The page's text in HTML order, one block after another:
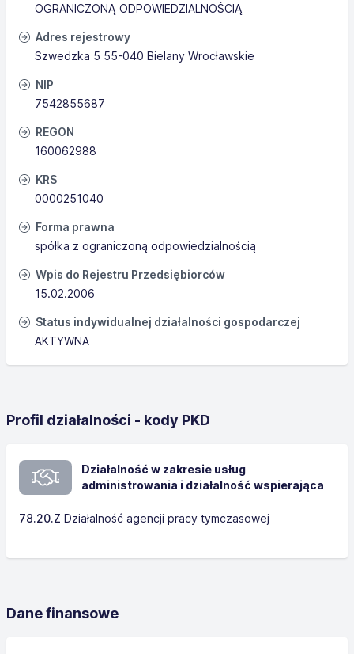
OGRANICZONĄ ODPOWIEDZIALNOŚCIĄ
Adres rejestrowy
Szwedzka 5 55-040 Bielany Wrocławskie
NIP
7542855687
REGON
160062988
KRS
0000251040
Forma prawna
spółka z ograniczoną odpowiedzialnością
Wpis do Rejestru Przedsiębiorców
15.02.2006
Status indywidualnej działalności gospodarczej
AKTYWNA
Profil działalności - kody PKD
Działalność w zakresie usług
administrowania i działalność wspierająca
78.20.Z Działalność agencji pracy tymczasowej
Dane finansowe